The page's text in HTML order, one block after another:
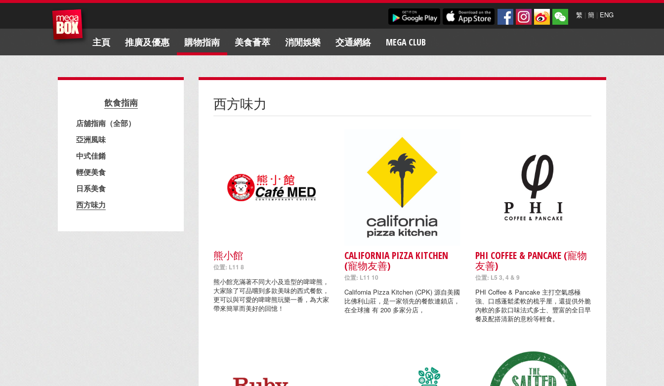
繁 | 簡 | ENG
主頁 推廣及優惠 購物指南 美食薈萃 消閒娛樂 交通網絡 MEGA CLUB
飲食指南
店舖指南（全部）
亞洲風味
中式佳餚
輕便美食
日系美食
西方味力
西方味力
熊小館
位置: L11 8
熊小館充滿著不同大小及造型的啤啤熊，
大家除了可品嚐到多款美味的西式餐飲，
更可以與可愛的啤啤熊玩樂一番，為大家
帶來簡單而美好的回憶！
CALIFORNIA PIZZA KITCHEN
(寵物友善)
位置: L11 10
California Pizza Kitchen (CPK) 源自美國
比佛利山莊，是一家領先的餐飲連鎖店，
在全球擁 有 200 多家分店，
PHI COFFEE & PANCAKE (寵物
友善)
位置: L5 3, 4 & 9
PHI Coffee & Pancake 主打空氣感極
強、口感蓬鬆柔軟的梳乎厘，還提供外脆
內軟的多款口味法式多士、豐富的全日早
餐及配搭清新的意粉等輕食。